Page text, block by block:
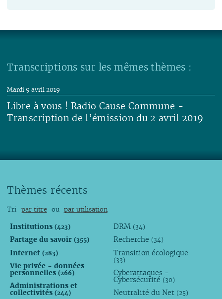
Transcriptions sur les mêmes thèmes :
Libre à vous ! Radio Cause Commune -
Transcription de l’émission du 2 avril 2019
Mardi 9 avril 2019
Thèmes récents
Tri par titre ou par utilisation
Institutions (423)
Partage du savoir (355)
Internet (283)
Vie privée - données
personnelles (266)
Administrations et
collectivités (244)
DRM (34)
Recherche (34)
Transition écologique
(33)
Cyberattaques -
Cybersécurité (30)
Neutralité du Net (25)